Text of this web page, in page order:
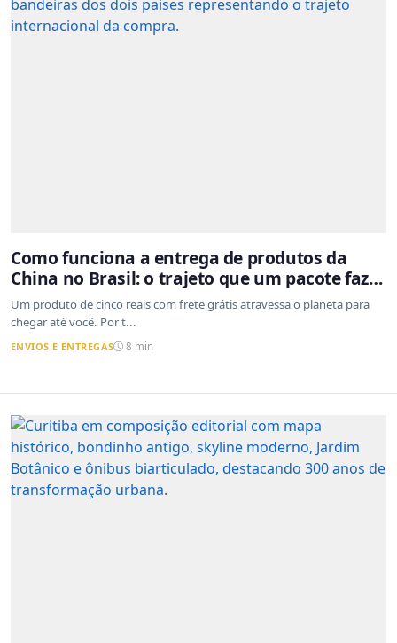
Como funciona a entrega de produtos da
China no Brasil: o trajeto que um pacote faz
do outro lado do mundo até a sua casa
Um produto de cinco reais com frete grátis atravessa o planeta para
chegar até você. Por t...
ENVIOS E ENTREGAS 8 min